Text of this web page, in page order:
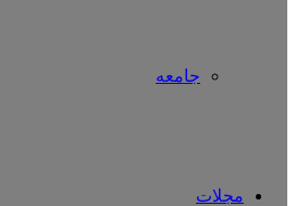
جامعه
مجلات